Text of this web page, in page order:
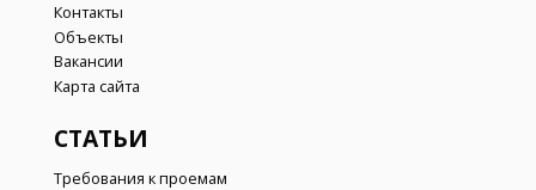
Контакты
Объекты
Вакансии
Карта сайта
СТАТЬИ
Требования к проемам